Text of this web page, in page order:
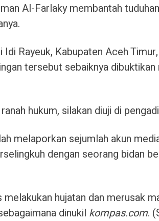
Al-Farlaky membantah
Rayeuk, Kabupaten Aceh
tersebut sebaiknya
hukum, silakan diuji di
melaporkan sejumlah akun
dengan seorang bidan
hujatan dan merusak
dinukil kompas.com.